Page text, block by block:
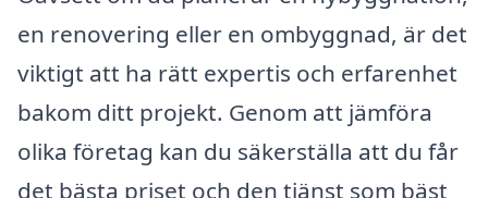
en renovering eller en ombyggnad, är det
viktigt att ha rätt expertis och erfarenhet
bakom ditt projekt. Genom att jämföra
olika företag kan du säkerställa att du får
det bästa priset och den tjänst som bäst